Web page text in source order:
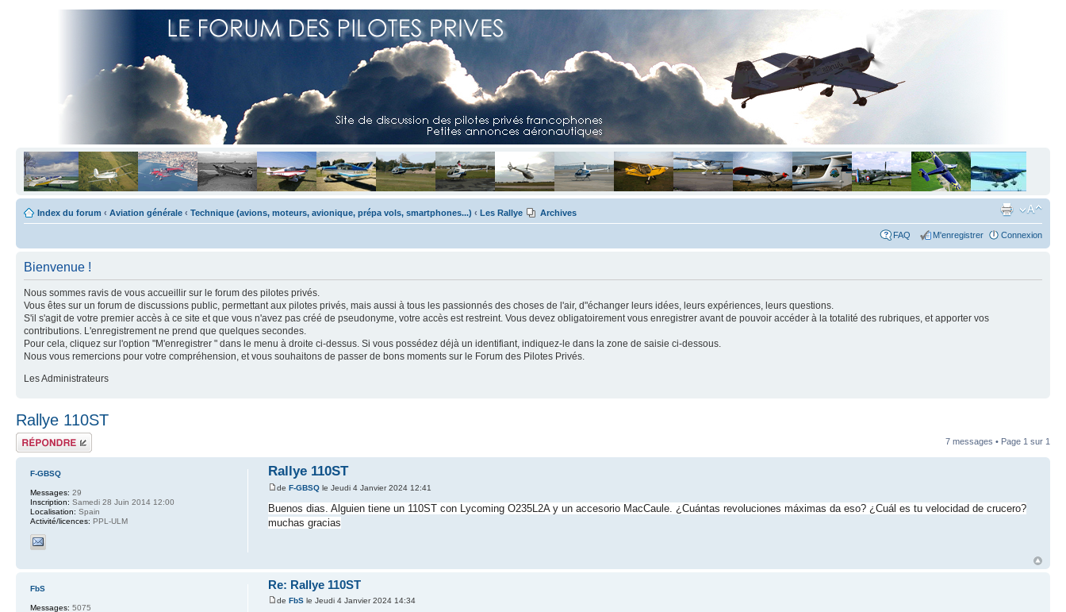
Index du forum ‹ Aviation générale ‹ Technique (avions, moteurs, avionique, prépa vols, smartphones...) ‹ Les Rallye Archives
FAQ M'enregistrer Connexion
Bienvenue !
Nous sommes ravis de vous accueillir sur le forum des pilotes privés.
Vous êtes sur un forum de discussions public, permettant aux pilotes privés, mais aussi à tous les passionnés des choses de l'air, d"échanger leurs idées, leurs expériences, leurs questions.
S'il s'agit de votre premier accès à ce site et que vous n'avez pas créé de pseudonyme, votre accès est restreint. Vous devez obligatoirement vous enregistrer avant de pouvoir accéder à la totalité des rubriques, et apporter vos
contributions. L'enregistrement ne prend que quelques secondes.
Pour cela, cliquez sur l'option "M'enregistrer " dans le menu à droite ci-dessus. Si vous possédez déjà un identifiant, indiquez-le dans la zone de saisie ci-dessous.
Nous vous remercions pour votre compréhension, et vous souhaitons de passer de bons moments sur le Forum des Pilotes Privés.
Les Administrateurs
Rallye 110ST
Répondre 7 messages • Page 1 sur 1
Rallye 110ST
deF-GBSQ le Jeudi 4 Janvier 2024 12:41
Buenos dias. Alguien tiene un 110ST con Lycoming O235L2A y un accesorio MacCaule. ¿Cuántas revoluciones máximas da eso? ¿Cuál es tu velocidad de crucero?
muchas gracias
F-GBSQ
Messages: 29
Inscription: Samedi 28 Juin 2014 12:00
Localisation: Spain
Activité/licences: PPL-ULM
Re: Rallye 110ST
deFbS le Jeudi 4 Janvier 2024 14:34
FbS
Messages: 5075